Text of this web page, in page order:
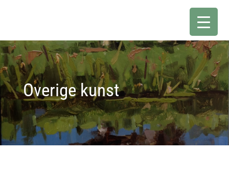
Overige kunst